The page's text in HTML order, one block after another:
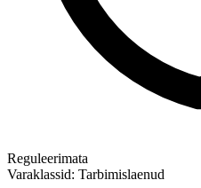
Reguleerimata
Varaklassid: Tarbimislaenud